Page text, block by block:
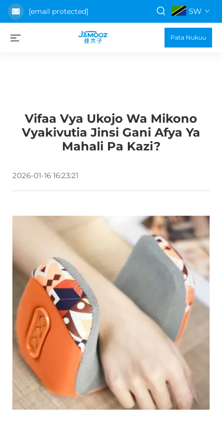
[email protected] SW
Pata Nukuu
Vifaa Vya Ukojo Wa Mikono
Vyakivutia Jinsi Gani Afya Ya
Mahali Pa Kazi?
2026-01-16 16:23:21